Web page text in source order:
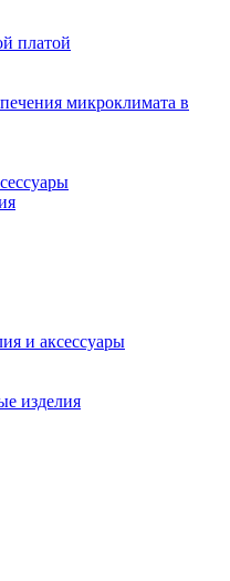
платой
микроклимата в
и аксессуары
изделия